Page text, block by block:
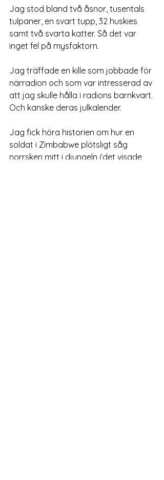
Jag stod bland två åsnor, tusentals
tulpaner, en svart tupp, 32 huskies
samt två svarta katter. Så det var
inget fel på mysfaktorn.
Jag träffade en kille som jobbade för
närradion och som var intresserad av
att jag skulle hålla i radions barnkvart.
Och kanske deras julkalender.
Jag fick höra historien om hur en
soldat i Zimbabwe plötsligt såg
norrsken mitt i djungeln (det visade